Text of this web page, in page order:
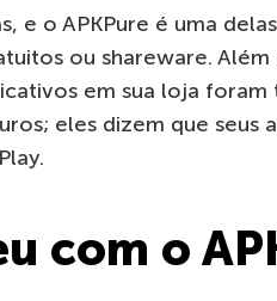
e o APKPure é uma
ou shareware. Além
em sua loja foram
eles dizem que seus
com o